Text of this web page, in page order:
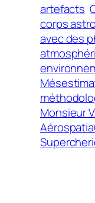
artefacts
corps
avec des
Monsieur